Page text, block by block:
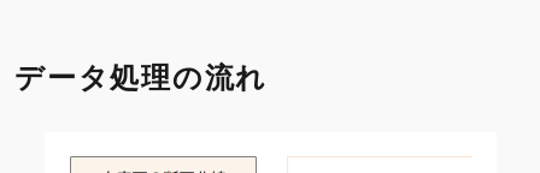
データ処理の流れ